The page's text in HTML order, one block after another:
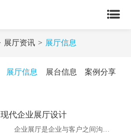
展厅资讯 展厅信息
展厅信息 展台信息 案例分享
现代企业展厅设计